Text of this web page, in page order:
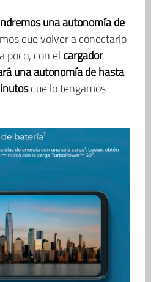
una autonomía de
que volver a conectarlo
poco, con el cargador
una autonomía de hasta
que lo tengamos